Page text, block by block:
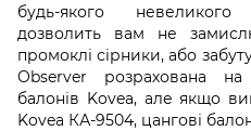
будь-якого
дозволить вам не
промоклі сірники, або
Observer розрахована на
балонів Kovea, але якщо
Kovea КА-9504, цангові